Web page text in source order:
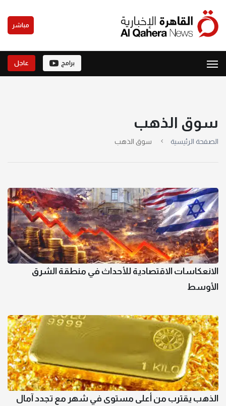
مباشر
برامج عاجل
سوق الذهب
الصفحة الرئيسية سوق الذهب
الانعكاسات الاقتصادية للأحداث في منطقة الشرق
الأوسط
الذهب يقترب من أعلى مستوى في شهر مع تجدد آمال